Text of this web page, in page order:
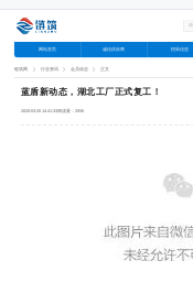
网站首页 诚信供应商 招采信息
链筑网 行业资讯 会员动态 正文
蓝盾新动态，湖北工厂正式复工！
2020-03-20 14:41:33阅读量：2930